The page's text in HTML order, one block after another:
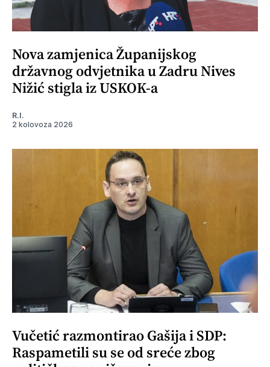
Nova zamjenica Županijskog
državnog odvjetnika u Zadru Nives
Nižić stigla iz USKOK-a
R.I.
2 kolovoza 2026
Vučetić razmontirao Gašija i SDP:
Raspametili su se od sreće zbog